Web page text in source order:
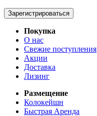
Зарегистрироваться
Покупка
О нас
Свежие поступления
Акции
Доставка
Лизинг
Размещение
Колокейшн
Быстрая Аренда